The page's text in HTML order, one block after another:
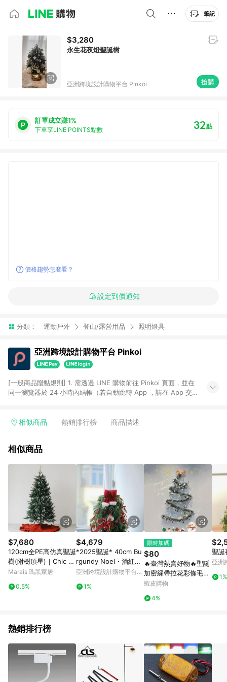
筆記
$3,280
永生花夜燈聖誕樹
亞洲跨境設計購物平台 Pinkoi 搶購
訂單成立賺1%
下單享LINE POINTS點數 32點
價格趨勢怎麼看？
設定到價通知
分類： 運動戶外 登山/露營用品 照明燈具
亞洲跨境設計購物平台 Pinkoi
[一般商品贈點規則] 1. 需透過 LINE 購物前往 Pinkoi 頁面，並在
同一瀏覽器於 24 小時內結帳（若自動跳轉 App ，請在 App 交
回饋訂單不得享有 Pinkoi 站方優惠，例如首購優惠，P coins，
行為，不具贈點資格，部分退款不在此限。 6. APP 請更新至
貨後 45 天後發送。 8. 群眾募資商品，禮物卡，開館保證金，補
運費，攤位費等不具贈點資格。 9. LINE 購物站上之商品規格、
顏色、價位、贈品如與 Pinkoi 商品資訊頁及購物車不符，以
Pinkoi 購物商品資訊頁及購物車標示為準。 10. 點數紅包使用規
則請以點數紅包活動說明為準。 11. 若於 LINE 購物前往 Pinkoi
頁面後才首次下載 Pinkoi APP 並完成訂單，不符合導購資格；承
上，首次下載 Pinkoi APP 後，需透過 LINE 購物前往 Pinkoi 頁
面，方享導購資格。
相似商品 熱銷排行榜 商品描述
相似商品
$7,680
120cm全PE高仿真聖誕
樹(附樹頂星)｜Chic Li
ving希朵聖誕市集
Marais 瑪黑家居
0.5%
$4,679
*2025聖誕* 40cm Bu
rgundy Noel・酒紅款
聖誕樹
亞洲跨境設計購物平台
1%
限時加碼
$80
🔥臺灣熱賣好物🔥聖誕
加密綵帶拉花彩條毛條
幼兒園元旦新年教室內
蝦皮購物
4%
聖誕
亞洲
1%
熱銷排行榜